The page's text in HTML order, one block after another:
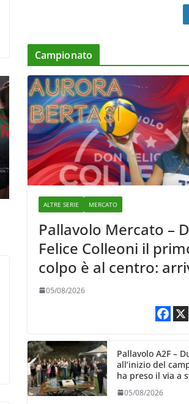
Campionato
ALTRE SERIE MERCATO
Pallavolo Mercato –
Felice Colleoni il
colpo è al centro:
Aurora Bertasi
05/08/2026
Pallavolo A2F –
all’inizio del
ha preso il via a
delle Black Angels
05/08/2026